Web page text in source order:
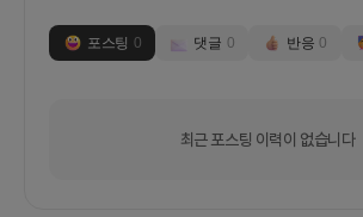
포스팅 0 댓글 0 반응 0
최근 포스팅 이력이 없습니다